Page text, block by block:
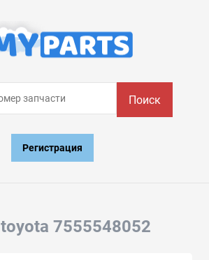
Поиск
Регистрация
toyota 7555548052